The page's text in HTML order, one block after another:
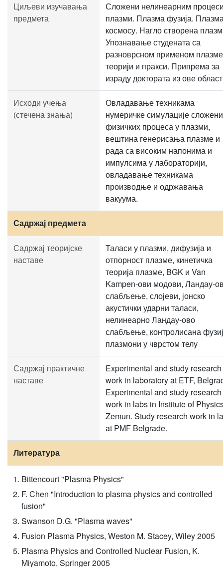
Циљеви изучавања
предмета
Сложени нелинеарним
плазми. Плазма фузија.
космосу. Нагло створена
Упознавање студената са
разноврсном применом
теорији и пракси. Припремa за
израду доктората из ове
Исходи учења
(стечена знања)
Овладавање техникама
нумеричке симулације
физичких процеса у плазми,
вештина генерисања плазме и
рада са високим напонима и
импулсима у лабораторији,
овладавање техникама
производње и одржавања
вакуума.
Садржај предмета
Садржај теоријске
наставе
Таласи у плазми, дифузија и
отпорност плазме, кинетичка
теорија плазме, BGK и Van
Kampen-ови модови, Ландау-
слабљење, слојеви, јонско
акустички ударни таласи,
нелинеарно Ландау-ово
слабљење, контролисана
плазмони у чврстом телу
Садржај практичне
наставе
Experimental and study research
work in laboratory at ETF,
Experimental and study research
work in labs in Institute of
Zemun. Study research work in
at PMF Belgrade.
Литература
Bittencourt "Plasma Physics"
F. Chen "Introduction to plasma physics and controlled
fusion"
Swanson D.G. "Plasma waves"
Fusion Plasma Physics, Weston M. Stacey, Wiley 2005
Plasma Physics and Controlled Nuclear Fusion, K.
Miyamoto, Springer 2005